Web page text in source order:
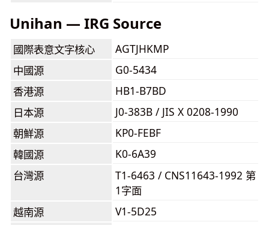
Unihan — IRG Source
國際表意文字核心
AGTJHKMP
中國源
G0-5434
香港源
HB1-B7BD
日本源
J0-383B / JIS X 0208-1990
朝鮮源
KP0-FEBF
韓國源
K0-6A39
台灣源
T1-6463 / CNS11643-1992 第
1字面
越南源
V1-5D25